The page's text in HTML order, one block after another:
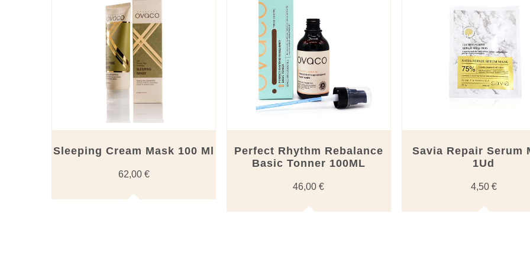
Sleeping Cream Mask 100 Ml
62,00 €
Perfect Rhythm Rebalance
Basic Tonner 100ML
46,00€
Savia Repair Serum
1Ud
4,50 €